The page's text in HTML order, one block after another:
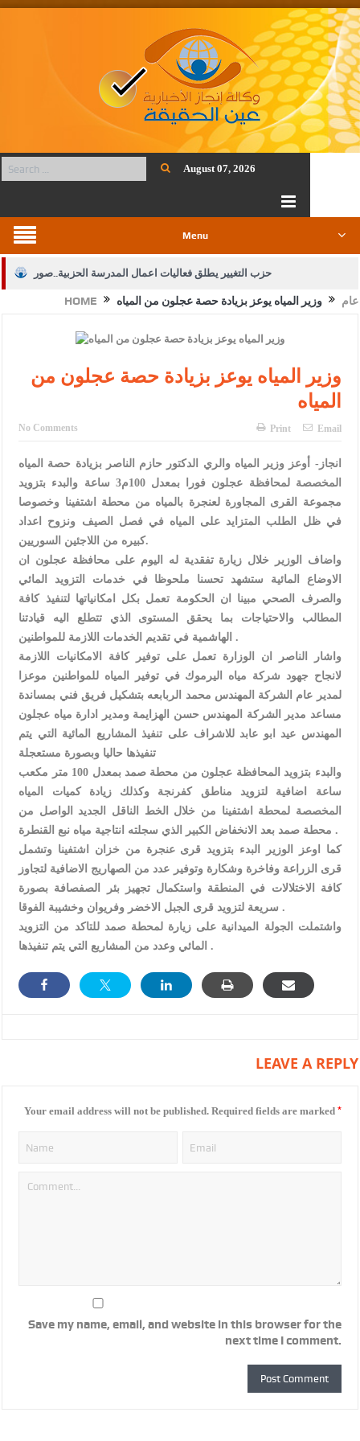
August 07, 2026
Menu
حزب التغيير يطلق فعاليات اعمال المدرسة الحزبية..صور
الجيش يفتح باب التجنيد لحملة البكالوريوس في الحقوق والقانون
بيان اجتماع عمّان:دعم الوصاية الهاشمية التاريخية على المقدسات
الإسلامية والمسيحية
النواب يقر مشروع تعديل قانون الملكية العقارية
القاضي يلتقي رؤساء تحرير الصحف اليومية ويؤكد حرص مجلس النواب
على شراكة فاعلة مع الإعلام
دعوة المكلفين بخدمة العلم (الدفعة الثالثة) إلى مراجعة منصة خدمة
الملك يلتقي مجموعة من رفاق السلاح
الملك يتلقى اتصالا هاتفيا من العاهل البحريني
القاضي محمود أحمد فريحات.. مبارك ومزيدا من التوفيق
HOME عام وزير المياه يوعز بزيادة حصة عجلون من المياه
وزير المياه يوعز بزيادة حصة عجلون من
المياه
No Comments Print Email
انجاز- أوعز وزير المياه والري الدكتور حازم الناصر بزيادة حصة المياه
المخصصة لمحافظة عجلون فورا بمعدل 100م3 ساعة والبدء بتزويد
مجموعة القرى المجاورة لعنجرة بالمياه من محطة اشتفينا وخصوصا
في ظل الطلب المتزايد على المياه في فصل الصيف ونزوح اعداد
كبيره من اللاجئين السوريين.
واضاف الوزير خلال زيارة تفقدية له اليوم على محافظة عجلون
ان
الاوضاع المائية ستشهد تحسنا ملحوظا في خدمات التزويد المائي
والصرف الصحي مبينا ان الحكومة تعمل بكل امكانياتها لتنفيذ كافة
المطالب والاحتياجات بما يحقق المستوى الذي تتطلع اليه قيادتنا
الهاشمية في تقديم الخدمات اللازمة للمواطنين .
واشار الناصر ان الوزارة تعمل على توفير كافة الامكانيات اللازمة
لانجاح جهود شركة مياه اليرموك في توفير المياه للمواطنين موعزا
لمدير عام الشركة المهندس محمد الربابعه بتشكيل فريق فني بمساندة
مساعد مدير الشركة المهندس حسن الهزايمة ومدير ادارة مياه عجلون
المهندس عيد ابو عابد للاشراف على تنفيذ المشاريع المائية التي يتم
تنفيذها حاليا وبصورة مستعجلة
والبدء بتزويد المحافظة عجلون من محطة صمد بمعدل 100 متر مكعب
ساعة اضافية لتزويد مناطق كفرنجة وكذلك زيادة كميات المياه
المخصصة لمحطة اشتفينا من خلال الخط الناقل الجديد الواصل من
محطة صمد بعد الانخفاض الكبير الذي سجلته انتاجية مياه نبع القنطرة .
كما اوعز الوزير البدء بتزويد قرى عنجرة من خزان اشتفينا وتشمل
قرى الزراعة وفاخرة وشكارة وتوفير عدد من الصهاريج الاضافية لتجاوز
كافة الاختلالات في المنطقة واستكمال تجهيز بئر الصفصافة بصورة
سريعة لتزويد قرى الجبل الاخضر وفريوان وخشيبة الفوقا .
واشتملت الجولة الميدانية على زيارة لمحطة صمد للتاكد من التزويد
المائي وعدد من المشاريع التي يتم تنفيذها .
LEAVE A REPLY
Your email address will not be published. Required fields are marked *
Save my name, email, and website in this browser for the
next time I comment.